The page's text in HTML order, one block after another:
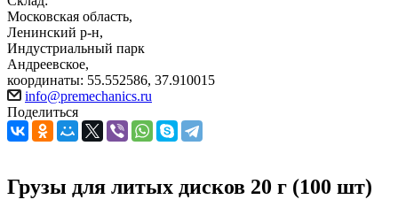
Московская область,
Ленинский р-н,
Индустриальный парк
Андреевское,
координаты: 55.552586, 37.910015
info@premechanics.ru
Поделиться
Грузы для литых дисков 20 г (100 шт)